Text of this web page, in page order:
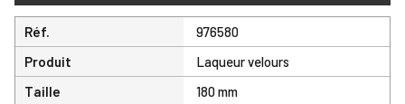
Réf.
976580
Produit
Laqueur velours
Taille
180 mm